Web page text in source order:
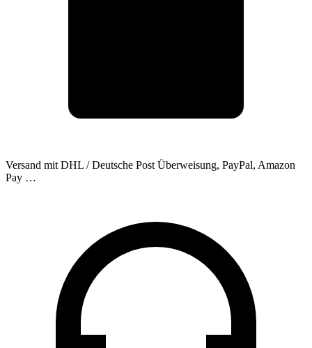
Versand mit DHL / Deutsche Post Überweisung, PayPal, Amazon
Pay …